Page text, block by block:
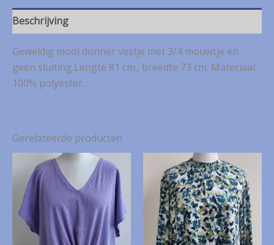
(52)
aantal
Beschrijving
Geweldig mooi dunner vestje met 3/4 mouwtje en
geen sluiting.Lengte 81 cm., breedte 73 cm. Materiaal:
100% polyester.
Gerelateerde producten